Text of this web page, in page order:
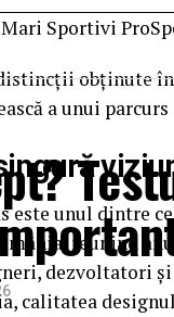
Sportivi
obținute în
a unui
este unul dintre
reunind
dezvoltatori
calitatea